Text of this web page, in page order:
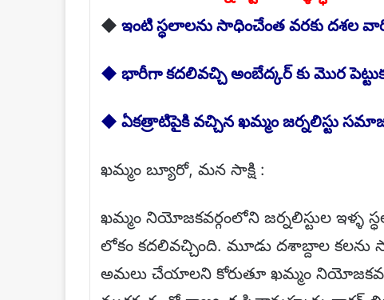
◆ ఇంటి స్ధలాలను సాధించేంత వరకు దశల
◆ భారీగా కదలివచ్చి అంబేద్కర్ కు మొర
◆ ఏకత్రాటిపైకి వచ్చిన ఖమ్మం జర్నలిస్టు
ఖమ్మం బ్యూరో, మన సాక్షి :
ఖమ్మం నియోజకవర్గంలోని జర్నలిస్టుల ఇళ్ళ
లోకం కదలివచ్చింది. మూడు దశాబ్దాల కలను
అమలు చేయాలని కోరుతూ ఖమ్మం